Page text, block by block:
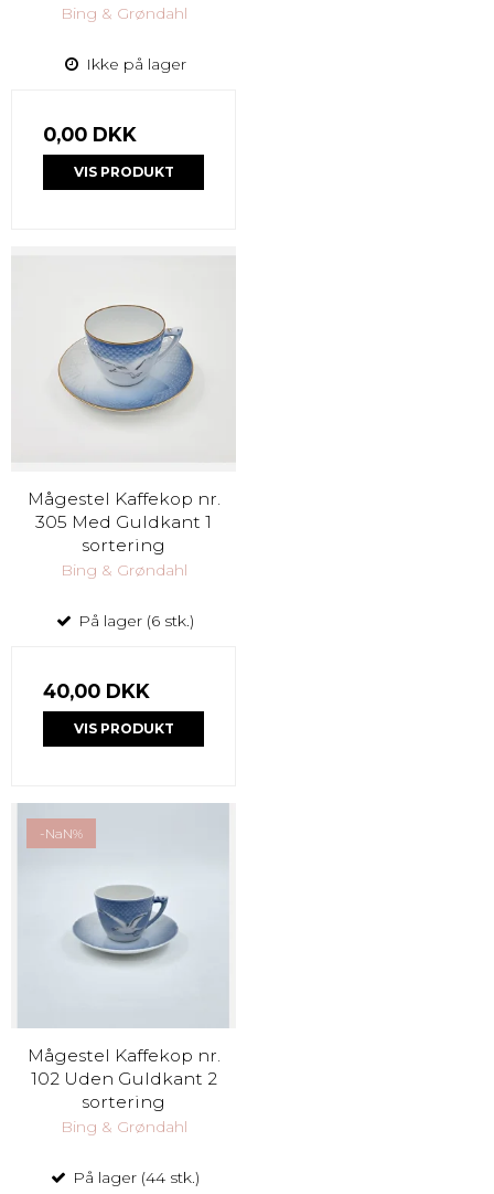
Bing & Grøndahl
Ikke på lager
0,00 DKK
VIS PRODUKT
Mågestel Kaffekop nr.
305 Med Guldkant 1
sortering
Bing & Grøndahl
På lager (6 stk.)
40,00 DKK
VIS PRODUKT
-NaN%
Mågestel Kaffekop nr.
102 Uden Guldkant 2
sortering
Bing & Grøndahl
På lager (44 stk.)